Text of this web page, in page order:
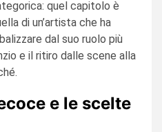
quel capitolo è
di un’artista che ha
dal suo ruolo più
e il ritiro dalle scene alla
e le scelte